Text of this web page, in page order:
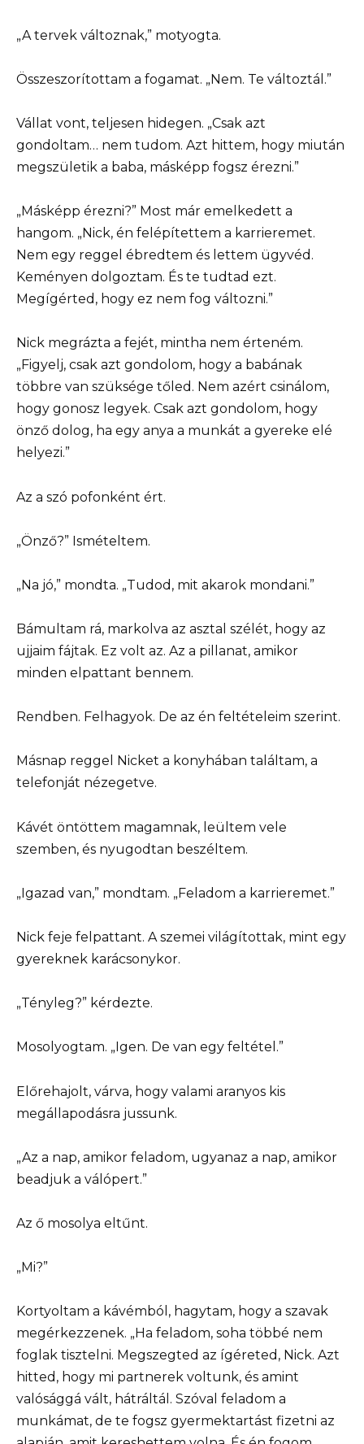
„A tervek változnak,” motyogta.
Összeszorítottam a fogamat. „Nem. Te változtál.”
Vállat vont, teljesen hidegen. „Csak azt
gondoltam… nem tudom. Azt hittem, hogy miután
megszületik a baba, másképp fogsz érezni.”
„Másképp érezni?” Most már emelkedett a
hangom. „Nick, én felépítettem a karrieremet.
Nem egy reggel ébredtem és lettem ügyvéd.
Keményen dolgoztam. És te tudtad ezt.
Megígérted, hogy ez nem fog változni.”
Nick megrázta a fejét, mintha nem érteném.
„Figyelj, csak azt gondolom, hogy a babának
többre van szüksége tőled. Nem azért csinálom,
hogy gonosz legyek. Csak azt gondolom, hogy
önző dolog, ha egy anya a munkát a gyereke elé
helyezi.”
Az a szó pofonként ért.
„Önző?” Ismételtem.
„Na jó,” mondta. „Tudod, mit akarok mondani.”
Bámultam rá, markolva az asztal szélét, hogy az
ujjaim fájtak. Ez volt az. Az a pillanat, amikor
minden elpattant bennem.
Rendben. Felhagyok. De az én feltételeim szerint.
Másnap reggel Nicket a konyhában találtam, a
telefonját nézegetve.
Kávét öntöttem magamnak, leültem vele
szemben, és nyugodtan beszéltem.
„Igazad van,” mondtam. „Feladom a karrieremet.”
Nick feje felpattant. A szemei világítottak, mint egy
gyereknek karácsonykor.
„Tényleg?” kérdezte.
Mosolyogtam. „Igen. De van egy feltétel.”
Előrehajolt, várva, hogy valami aranyos kis
megállapodásra jussunk.
„Az a nap, amikor feladom, ugyanaz a nap, amikor
beadjuk a válópert.”
Az ő mosolya eltűnt.
„Mi?”
Kortyoltam a kávémból, hagytam, hogy a szavak
megérkezzenek. „Ha feladom, soha többé nem
foglak tisztelni. Megszegted az ígéreted, Nick. Azt
hitted, hogy mi partnerek voltunk, és amint
valósággá vált, hátráltál. Szóval feladom a
munkámat, de te fogsz gyermektartást fizetni az